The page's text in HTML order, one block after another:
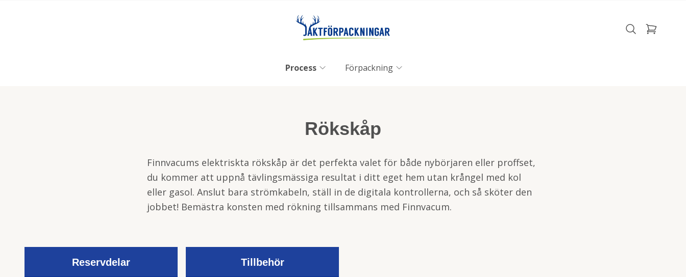
Process Förpackning
Rökskåp
Finnvacums elektriskta rökskåp är det perfekta valet för både nybörjaren eller proffset,
du kommer att uppnå tävlingsmässiga resultat i ditt eget hem utan krångel med kol
eller gasol. Anslut bara strömkabeln, ställ in de digitala kontrollerna, och så sköter den
jobbet! Bemästra konsten med rökning tillsammans med Finnvacum.
Reservdelar Tillbehör